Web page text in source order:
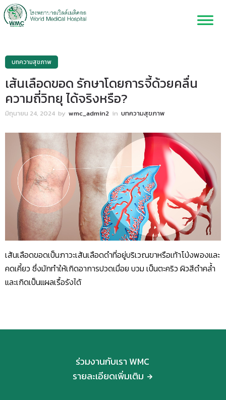
บทความสุขภาพ
เส้นเลือดขอด รักษาโดยการจี้ด้วยคลื่น
ความถี่วิทยุ ได้จริงหรือ?
มิถุนายน 24, 2024 by wmc_admin2 in บทความสุขภาพ
เส้นเลือดขอดเป็นภาวะเส้นเลือดดำที่อยู่บริเวณขาหรือเท้าโป่งพองและ
คดเคี้ยว ซึ่งมักทำให้เกิดอาการปวดเมื่อย บวม เป็นตะคริว ผิวสีดำคล้ำ
และเกิดเป็นแผลเรื้อรังได้
ร่วมงานกับเรา WMC
รายละเอียดเพิ่มเติม